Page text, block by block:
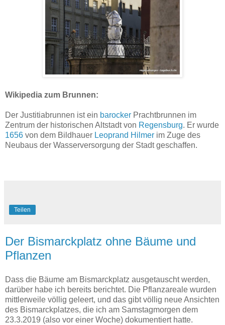
Wikipedia zum Brunnen:
Der Justitiabrunnen ist ein barocker Prachtbrunnen im
Zentrum der historischen Altstadt von Regensburg. Er wurde
1656 von dem Bildhauer Leoprand Hilmer im Zuge des
Neubaus der Wasserversorgung der Stadt geschaffen.
Teilen
Der Bismarckplatz ohne Bäume und
Pflanzen
Dass die Bäume am Bismarckplatz ausgetauscht werden,
darüber habe ich bereits berichtet. Die Pflanzareale wurden
mittlerweile völlig geleert, und das gibt völlig neue Ansichten
des Bismarckplatzes, die ich am Samstagmorgen dem
23.3.2019 (also vor einer Woche) dokumentiert hatte.